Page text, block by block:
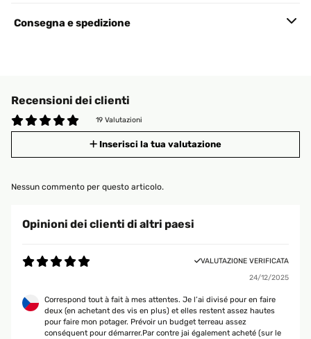
Consegna e spedizione
Recensioni dei clienti
19 Valutazioni
Inserisci la tua valutazione
Nessun commento per questo articolo.
Opinioni dei clienti di altri paesi
VALUTAZIONE VERIFICATA
24/12/2025
Correspond tout à fait à mes attentes. Je l’ai divisé pour en faire
deux (en achetant des vis en plus) et elles restent assez hautes
pour faire mon potager. Prévoir un budget terreau assez
conséquent pour démarrer.Par contre jai également acheté (sur le